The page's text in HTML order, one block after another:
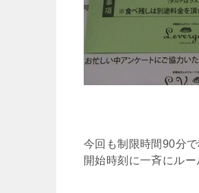
今回も制限時間90分
開始時刻に一斉にル